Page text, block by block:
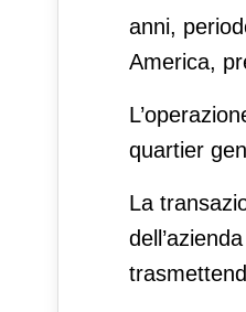
anni,
America,
quartier
La